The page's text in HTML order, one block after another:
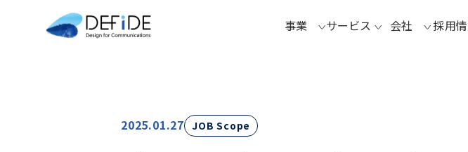
事業 サービス 会社 採用
2025.01.27 JOB Scope